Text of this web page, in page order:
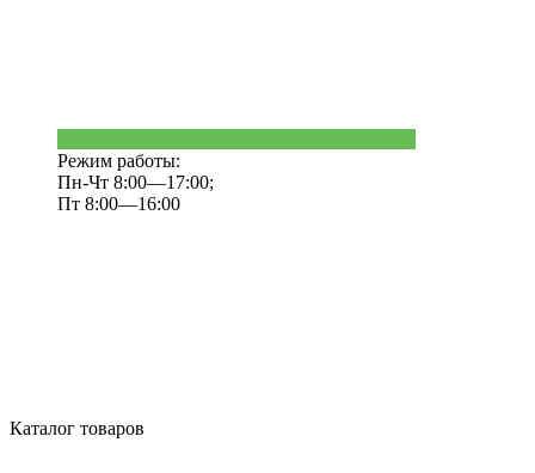
Режим работы:
Пн-Чт 8:00—17:00;
Пт 8:00—16:00
Каталог товаров